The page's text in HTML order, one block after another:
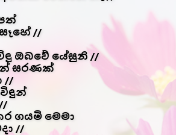
//
ඔබවේ යේසුනි //
සරණක්
//
ගයමි මෙමා
//